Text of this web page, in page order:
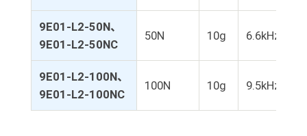
9E01-L2-50N、
9E01-L2-50NC
50N 10g 6.6kHz
9E01-L2-100N、
9E01-L2-100NC
100N 10g 9.5kHz